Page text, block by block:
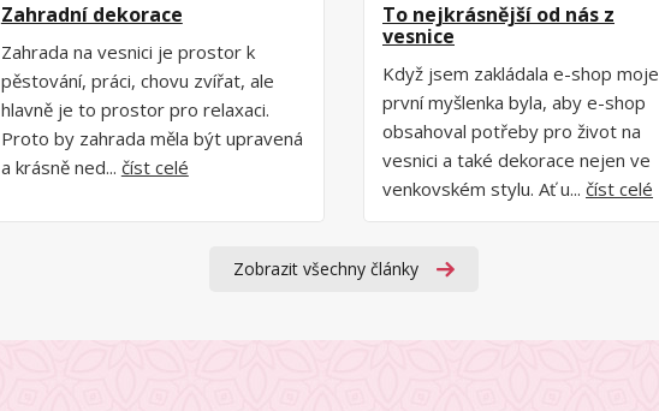
Zahradní dekorace
Zahrada na vesnici je prostor k
pěstování, práci, chovu zvířat, ale
hlavně je to prostor pro relaxaci.
Proto by zahrada měla být upravená
a krásně ned... číst celé
To nejkrásnější od nás z
vesnice
Když jsem zakládala e-shop moje
první myšlenka byla, aby e-shop
obsahoval potřeby pro život na
vesnici a také dekorace nejen ve
venkovském stylu. Ať u... číst celé
Zobrazit všechny články